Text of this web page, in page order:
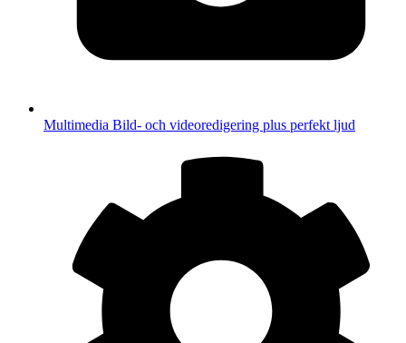
Multimedia Bild- och videoredigering plus perfekt ljud